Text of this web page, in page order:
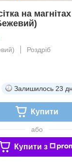
на
Роздріб
Залишилось 23
Купити
або
Купити з